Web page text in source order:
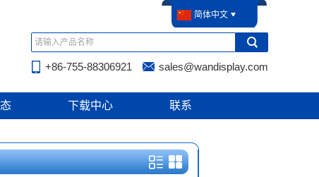
简体中文
+86-755-88306921 sales@wandisplay.com
下载中心 联系